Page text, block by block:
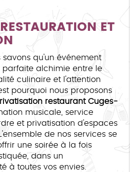
ET
savons qu'un événement
parfaite alchimie entre le
culinaire et l'attention
pourquoi nous proposons
restaurant Cuges-
musicale, service
et privatisation d'espaces
de nos services se
une soirée à la fois
dans un
à toutes vos envies.